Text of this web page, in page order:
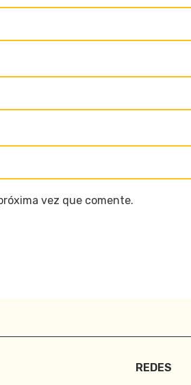
vez que comente.
REDES